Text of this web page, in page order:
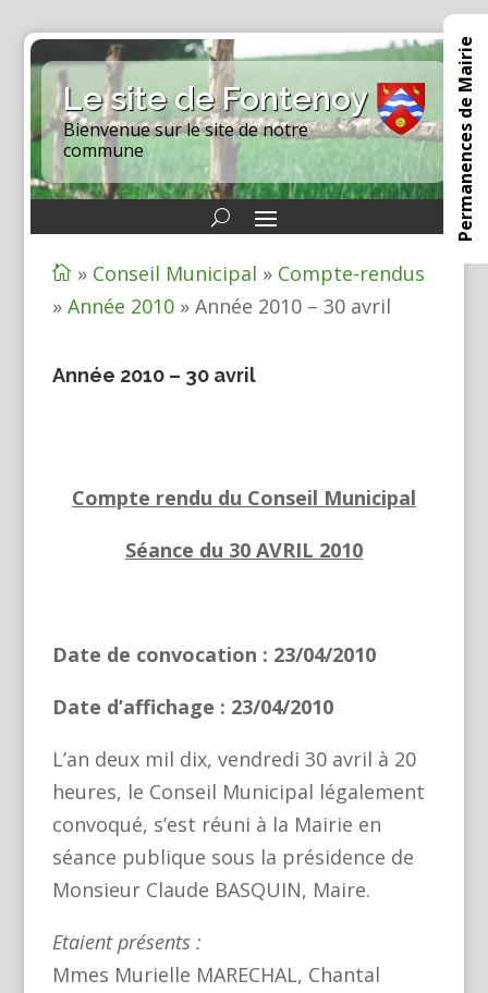
Le site de Fontenoy
Bienvenue sur le site de notre
commune
Permanences de Mairie
» Conseil Municipal » Compte-rendus
» Année 2010» Année 2010 – 30 avril
Année 2010 – 30 avril
Compte rendu du Conseil Municipal
Séance du 30 AVRIL 2010
Date de convocation : 23/04/2010
Date d’affichage : 23/04/2010
L’an deux mil dix, vendredi 30 avril à 20
heures, le Conseil Municipal légalement
convoqué, s’est réuni à la Mairie en
séance publique sous la présidence de
Monsieur Claude BASQUIN, Maire.
Etaient présents :
Mmes Murielle MARECHAL, Chantal